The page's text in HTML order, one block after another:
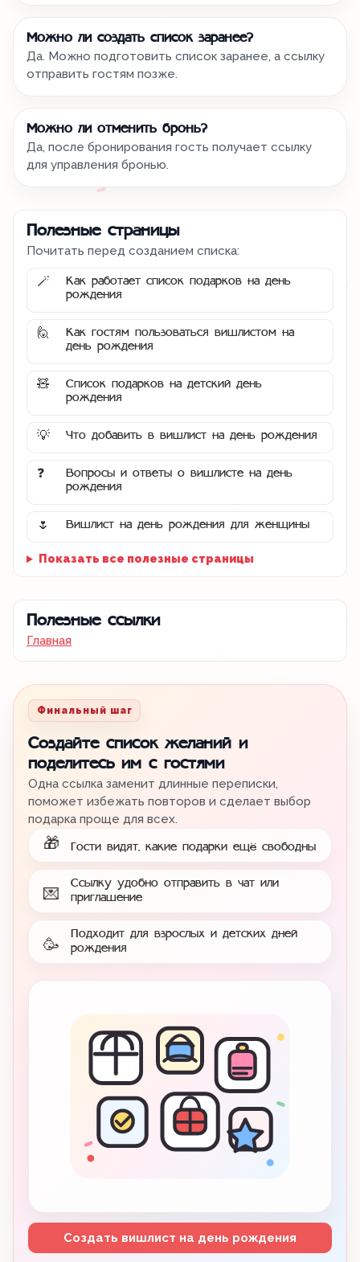
Можно ли создать список заранее?
Да. Можно подготовить список заранее, а ссылку
отправить гостям позже.
Можно ли отменить бронь?
Да, после бронирования гость получает ссылку
для управления бронью.
Полезные страницы
Почитать перед созданием списка:
🪄
Как работает список подарков на день
рождения
🙋
Как гостям пользоваться вишлистом на
день рождения
🧸
Список подарков на детский день
рождения
💡 Что добавить в вишлист на день рождения
❓
Вопросы и ответы о вишлисте на день
рождения
🌷 Вишлист на день рождения для женщины
Показать все полезные страницы
Полезные ссылки
Главная
Финальный шаг
Создайте список желаний и
поделитесь им с гостями
Одна ссылка заменит длинные переписки,
поможет избежать повторов и сделает выбор
подарка проще для всех.
🎁 Гости видят, какие подарки ещё свободны
💌
Ссылку удобно отправить в чат или
приглашение
🥳
Подходит для взрослых и детских дней
рождения
Создать вишлист на день рождения